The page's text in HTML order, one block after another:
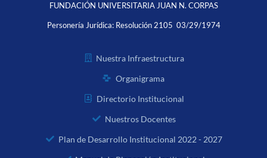
FUNDACIÓN UNIVERSITARIA JUAN N. CORPAS
Personería Jurídica: Resolución 2105 03/29/1974
Nuestra Infraestructura
Organigrama
Directorio Institucional
Nuestros Docentes
Plan de Desarrollo Institucional 2022 - 2027